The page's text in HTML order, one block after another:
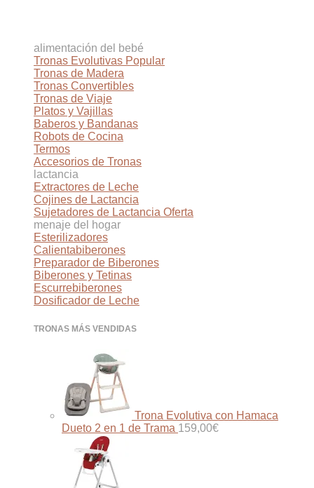
alimentación del bebé
Tronas Evolutivas
Tronas de Madera
Tronas Convertibles
Tronas de Viaje
Platos y Vajillas
Baberos y Bandanas
Robots de Cocina
Termos
Accesorios de Tronas
lactancia
Extractores de Leche
Cojines de Lactancia
Sujetadores de Lactancia
menaje del hogar
Esterilizadores
Calientabiberones
Preparador de Biberones
Biberones y Tetinas
Escurrebiberones
Dosificador de Leche
TRONAS MÁS VENDIDAS
Trona Evolutiva con Hamaca
Dueto 2 en 1 de Trama 159,00€